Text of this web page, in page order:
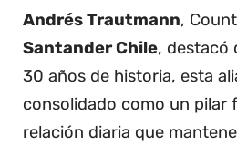
Andrés Trautmann,
Santander Chile, destacó
30 años de historia, esta
consolidado como un pilar
relación diaria que